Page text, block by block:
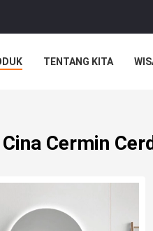
TENTANG KITA
Cina Cermin